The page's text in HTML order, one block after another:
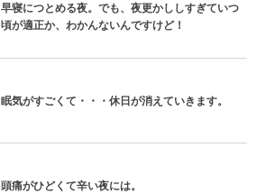
早寝につとめる夜。でも、夜更かししすぎていつ
頃が適正か、わかんないんですけど！
眠気がすごくて・・・休日が消えていきます。
頭痛がひどくて辛い夜には。